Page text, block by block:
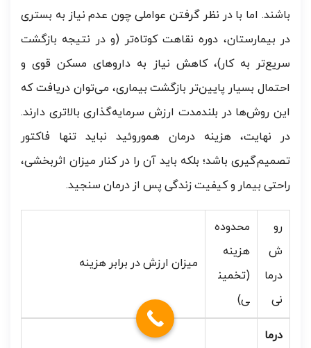
باشند. اما با در نظر گرفتن عواملی چون عدم نیاز به بستری
در بیمارستان، دوره نقاهت کوتاه‌تر (و در نتیجه بازگشت
سریع‌تر به کار)، کاهش نیاز به داروهای مسکن قوی و
احتمال بسیار پایین‌تر بازگشت بیماری، می‌توان دریافت که
این روش‌ها در بلندمدت ارزش سرمایه‌گذاری بالاتری دارند.
در نهایت، هزینه درمان هموروئید نباید تنها فاکتور
تصمیم‌گیری باشد؛ بلکه باید آن را در کنار میزان اثربخشی،
راحتی بیمار و کیفیت زندگی پس از درمان سنجید.
رو
ش
درما
نی
محدوده
هزینه
(تخمین
ی)
میزان ارزش در برابر هزینه
درما